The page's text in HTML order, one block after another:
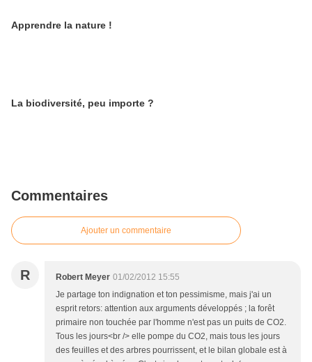
Apprendre la nature !
La biodiversité, peu importe ?
Commentaires
Ajouter un commentaire
R Robert Meyer 01/02/2012 15:55
Je partage ton indignation et ton pessimisme, mais j'ai un
esprit retors: attention aux arguments développés ; la forêt
primaire non touchée par l'homme n'est pas un puits de CO2.
Tous les jours<br /> elle pompe du CO2, mais tous les jours
des feuilles et des arbres pourrissent, et le bilan globale est à